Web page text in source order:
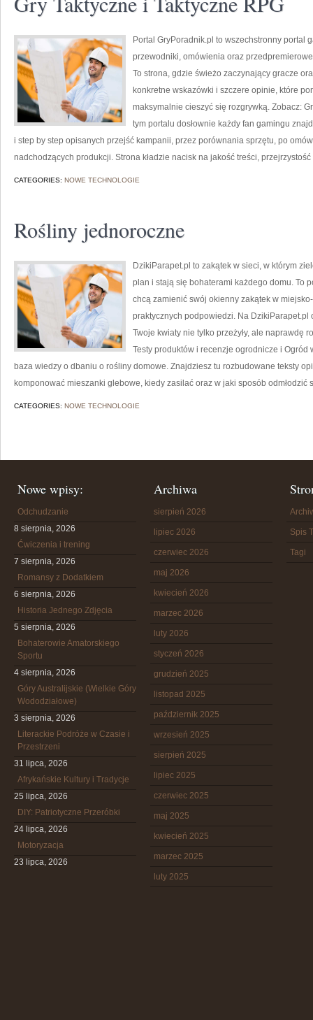
Portal GryPoradnik.pl to wszechstronny portal
przewodniki, omówienia oraz
To strona, gdzie świeżo zaczynający gracze
konkretne wskazówki i szczere opinie, które
maksymalnie cieszyć się rozgrywką. Zobacz:
tym portalu dosłownie każdy fan gamingu
i step by step opisanych przejść kampanii, przez porównania sprzętu, po
nadchodzących produkcji. Strona kładzie nacisk na jakość treści,
CATEGORIES: NOWE TECHNOLOGIE
Rośliny jednoroczne
DzikiParapet.pl to zakątek w sieci, w którym
plan i stają się bohaterami każdego domu. To
chcą zamienić swój okienny zakątek w
praktycznych podpowiedzi. Na
Twoje kwiaty nie tylko przeżyły, ale naprawdę
Testy produktów i recenzje ogrodnicze i
baza wiedzy o dbaniu o rośliny domowe. Znajdziesz tu rozbudowane teksty
komponować mieszanki glebowe, kiedy zasilać oraz w jaki sposób odmłodzić
CATEGORIES: NOWE TECHNOLOGIE
Nowe wpisy:
Odchudzanie
8 sierpnia, 2026
Ćwiczenia i trening
7 sierpnia, 2026
Romansy z Dodatkiem
6 sierpnia, 2026
Historia Jednego Zdjęcia
5 sierpnia, 2026
Bohaterowie Amatorskiego
Sportu
4 sierpnia, 2026
Góry Australijskie (Wielkie Góry
Wododziałowe)
3 sierpnia, 2026
Literackie Podróże w Czasie i
Przestrzeni
31 lipca, 2026
Afrykańskie Kultury i Tradycje
25 lipca, 2026
DIY: Patriotyczne Przeróbki
24 lipca, 2026
Motoryzacja
23 lipca, 2026
Archiwa
sierpień 2026
lipiec 2026
czerwiec 2026
maj 2026
kwiecień 2026
marzec 2026
luty 2026
styczeń 2026
grudzień 2025
listopad 2025
październik 2025
wrzesień 2025
sierpień 2025
lipiec 2025
czerwiec 2025
maj 2025
kwiecień 2025
marzec 2025
luty 2025
Spis
Tagi